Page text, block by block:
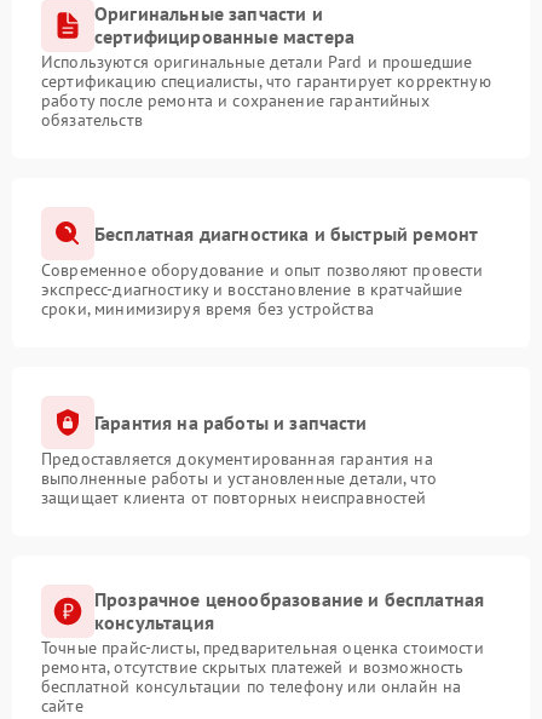
Оригинальные запчасти и
сертифицированные мастера
Используются оригинальные детали Pard и прошедшие
сертификацию специалисты, что гарантирует корректную
работу после ремонта и сохранение гарантийных
обязательств
Бесплатная диагностика и быстрый ремонт
Современное оборудование и опыт позволяют провести
экспресс-диагностику и восстановление в кратчайшие
сроки, минимизируя время без устройства
Гарантия на работы и запчасти
Предоставляется документированная гарантия на
выполненные работы и установленные детали, что
защищает клиента от повторных неисправностей
Прозрачное ценообразование и бесплатная
консультация
Точные прайс-листы, предварительная оценка стоимости
ремонта, отсутствие скрытых платежей и возможность
бесплатной консультации по телефону или онлайн на
сайте